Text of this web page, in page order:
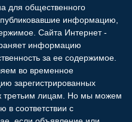
для общественного
информацию,
Сайта Интернет -
информацию
за ее содержимое.
во временное
зарегистрированных
третьим лицам. Но мы можем
в соответствии с